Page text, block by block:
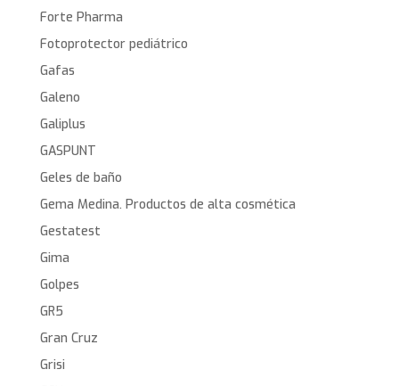
Forte Pharma
Fotoprotector pediátrico
Gafas
Galeno
Galiplus
GASPUNT
Geles de baño
Gema Medina. Productos de alta cosmética
Gestatest
Gima
Golpes
GR5
Gran Cruz
Grisi